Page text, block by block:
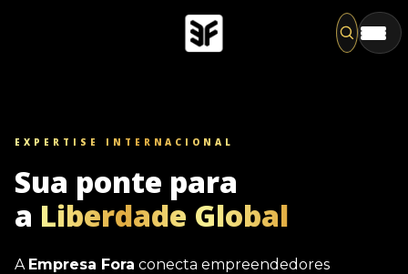
EXPERTISE INTERNACIONAL
Sua ponte para
a Liberdade Global
A Empresa Fora conecta empreendedores